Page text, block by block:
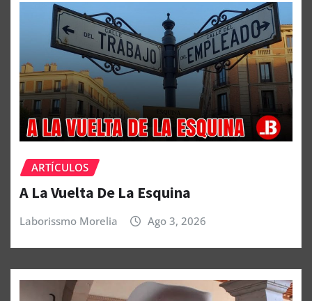
ARTÍCULOS
A La Vuelta De La Esquina
Laborissmo Morelia Ago 3, 2026